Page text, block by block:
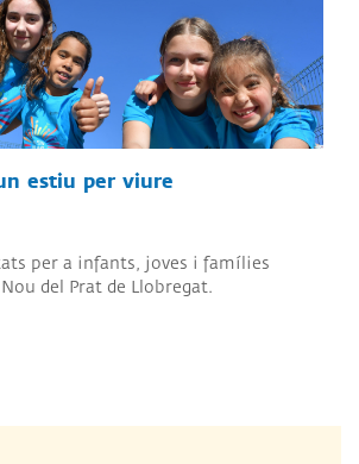
estiu per viure
per a infants, joves i famílies
del Prat de Llobregat.